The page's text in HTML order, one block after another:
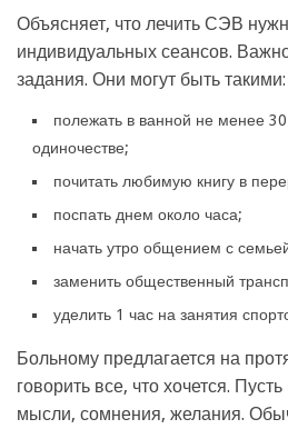
Объясняет, что лечить СЭВ
индивидуальных сеансов.
задания. Они могут быть такими:
полежать в ванной не менее
одиночестве;
почитать любимую книгу в
поспать днем около часа;
начать утро общением с
заменить общественный
уделить 1 час на занятия
Больному предлагается на
говорить все, что хочется.
мысли, сомнения, желания.